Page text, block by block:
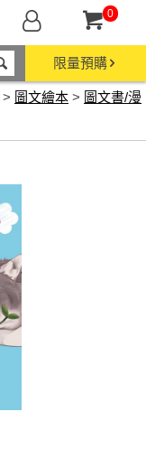
0
限量預購
> 圖文繪本 > 圖文書/漫